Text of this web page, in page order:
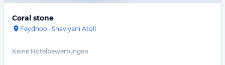
Coral stone
Feydhoo · Shaviyani Atoll
Keine Hotelbewertungen